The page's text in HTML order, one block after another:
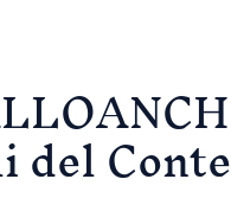
del